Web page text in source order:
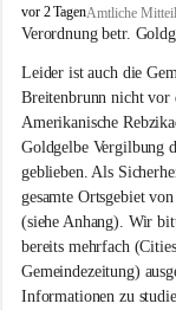
B
r
i
t
e
n
b
r
u
n
n
a
m
vor 2 TagenAmtliche
Verordnung betr.
Leider ist auch die
Breitenbrunn nicht vor
Amerikanische
Goldgelbe Vergilbung
geblieben. Als
gesamte Ortsgebiet
(siehe Anhang). Wir
bereits mehrfach
Gemeindezeitung)
Informationen zu